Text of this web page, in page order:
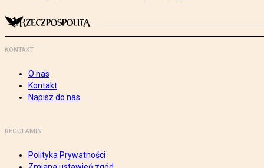
KONTAKT
O nas
Kontakt
Napisz do nas
REGULAMIN
Polityka Prywatności